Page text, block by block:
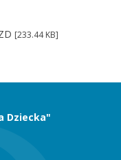
[233.44 KB]
Dziecka"